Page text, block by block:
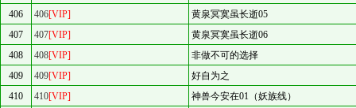
406
406[VIP]
黄泉冥寞虽长逝05
407
407[VIP]
黄泉冥寞虽长逝06
408
408[VIP]
非做不可的选择
409
409[VIP]
好自为之
410
410[VIP]
神兽今安在01（妖族线）